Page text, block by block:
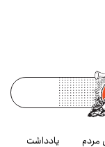
مردم یادداشت